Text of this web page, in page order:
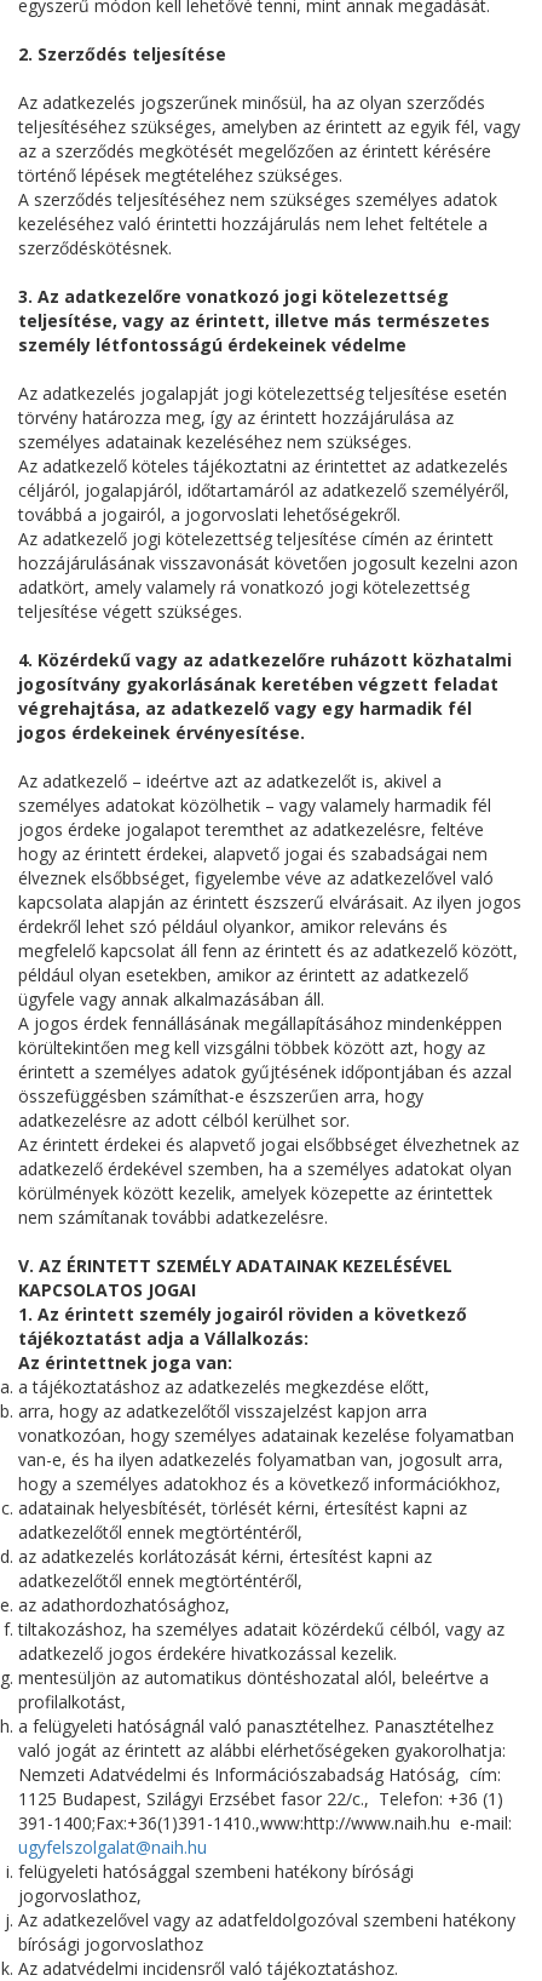
egyszerű módon kell lehetővé tenni, mint annak megadását.
2. Szerződés teljesítése
Az adatkezelés jogszerűnek minősül, ha az olyan szerződés
teljesítéséhez szükséges, amelyben az érintett az egyik fél, vagy
az a szerződés megkötését megelőzően az érintett kérésére
történő lépések megtételéhez szükséges.
A szerződés teljesítéséhez nem szükséges személyes adatok
kezeléséhez való érintetti hozzájárulás nem lehet feltétele a
szerződéskötésnek.
3. Az adatkezelőre vonatkozó jogi kötelezettség
teljesítése, vagy az érintett, illetve más természetes
személy létfontosságú érdekeinek védelme
Az adatkezelés jogalapját jogi kötelezettség teljesítése esetén
törvény határozza meg, így az érintett hozzájárulása az
személyes adatainak kezeléséhez nem szükséges.
Az adatkezelő köteles tájékoztatni az érintettet az adatkezelés
céljáról, jogalapjáról, időtartamáról az adatkezelő személyéről,
továbbá a jogairól, a jogorvoslati lehetőségekről.
Az adatkezelő jogi kötelezettség teljesítése címén az érintett
hozzájárulásának visszavonását követően jogosult kezelni azon
adatkört, amely valamely rá vonatkozó jogi kötelezettség
teljesítése végett szükséges.
4. Közérdekű vagy az adatkezelőre ruházott közhatalmi
jogosítvány gyakorlásának keretében végzett feladat
végrehajtása, az adatkezelő vagy egy harmadik fél
jogos érdekeinek érvényesítése.
Az adatkezelő – ideértve azt az adatkezelőt is, akivel a
személyes adatokat közölhetik – vagy valamely harmadik fél
jogos érdeke jogalapot teremthet az adatkezelésre, feltéve
hogy az érintett érdekei, alapvető jogai és szabadságai nem
élveznek elsőbbséget, figyelembe véve az adatkezelővel való
kapcsolata alapján az érintett észszerű elvárásait. Az ilyen jogos
érdekről lehet szó például olyankor, amikor releváns és
megfelelő kapcsolat áll fenn az érintett és az adatkezelő között,
például olyan esetekben, amikor az érintett az adatkezelő
ügyfele vagy annak alkalmazásában áll.
A jogos érdek fennállásának megállapításához mindenképpen
körültekintően meg kell vizsgálni többek között azt, hogy az
érintett a személyes adatok gyűjtésének időpontjában és azzal
összefüggésben számíthat-e észszerűen arra, hogy
adatkezelésre az adott célból kerülhet sor.
Az érintett érdekei és alapvető jogai elsőbbséget élvezhetnek az
adatkezelő érdekével szemben, ha a személyes adatokat olyan
körülmények között kezelik, amelyek közepette az érintettek
nem számítanak további adatkezelésre.
V. AZ ÉRINTETT SZEMÉLY ADATAINAK KEZELÉSÉVEL
KAPCSOLATOS JOGAI
1. Az érintett személy jogairól röviden a következő
tájékoztatást adja a Vállalkozás:
Az érintettnek joga van:
a tájékoztatáshoz az adatkezelés megkezdése előtt,
arra, hogy az adatkezelőtől visszajelzést kapjon arra
vonatkozóan, hogy személyes adatainak kezelése folyamatban
van-e, és ha ilyen adatkezelés folyamatban van, jogosult arra,
hogy a személyes adatokhoz és a következő információkhoz,
adatainak helyesbítését, törlését kérni, értesítést kapni az
adatkezelőtől ennek megtörténtéről,
az adatkezelés korlátozását kérni, értesítést kapni az
adatkezelőtől ennek megtörténtéről,
az adathordozhatósághoz,
tiltakozáshoz, ha személyes adatait közérdekű célból, vagy az
adatkezelő jogos érdekére hivatkozással kezelik.
mentesüljön az automatikus döntéshozatal alól, beleértve a
profilalkotást,
a felügyeleti hatóságnál való panasztételhez. Panasztételhez
való jogát az érintett az alábbi elérhetőségeken gyakorolhatja:
Nemzeti Adatvédelmi és Információszabadság Hatóság, cím:
1125 Budapest, Szilágyi Erzsébet fasor 22/c., Telefon: +36 (1)
391-1400;Fax:+36(1)391-1410.,www:http://www.naih.hu e-mail:
ugyfelszolgalat@naih.hu
felügyeleti hatósággal szembeni hatékony bírósági
jogorvoslathoz,
Az adatkezelővel vagy az adatfeldolgozóval szembeni hatékony
bírósági jogorvoslathoz
Az adatvédelmi incidensről való tájékoztatáshoz.